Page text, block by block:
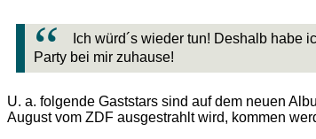
Ich würd´s wieder tun! Deshalb
Party bei mir zuhause!
U. a. folgende Gaststars sind auf dem neuen
August vom ZDF ausgestrahlt wird, kommen